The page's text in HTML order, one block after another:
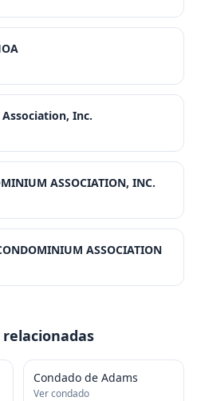
Inc.
ASSOCIATION, INC.
ASSOCIATION
Condado de Adams
Ver condado